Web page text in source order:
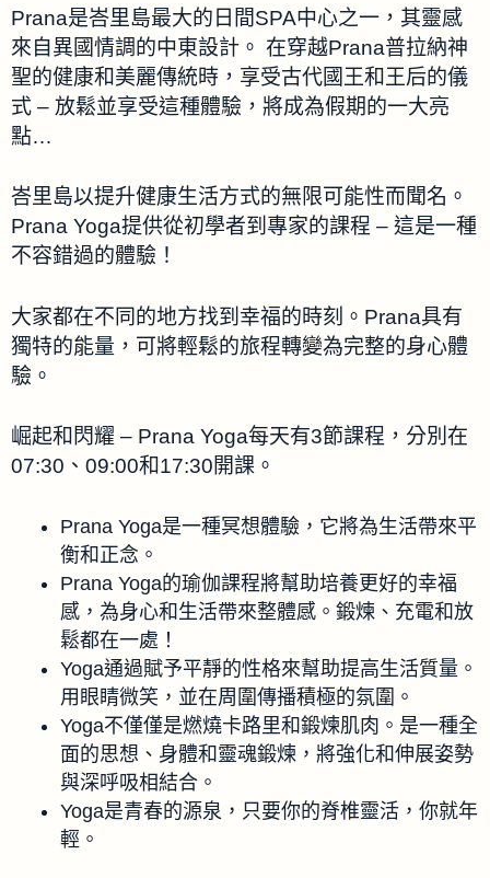
Prana是峇里島最大的日間SPA中心之一，其靈感
來自異國情調的中東設計。 在穿越Prana普拉納神
聖的健康和美麗傳統時，享受古代國王和王后的儀
式 – 放鬆並享受這種體驗，將成為假期的一大亮
點…
峇里島以提升健康生活方式的無限可能性而聞名。
Prana Yoga提供從初學者到專家的課程 – 這是一種
不容錯過的體驗！
大家都在不同的地方找到幸福的時刻。Prana具有
獨特的能量，可將輕鬆的旅程轉變為完整的身心體
驗。
崛起和閃耀 – Prana Yoga每天有3節課程，分別在
07:30、09:00和17:30開課。
Prana Yoga是一種冥想體驗，它將為生活帶來平
衡和正念。
Prana Yoga的瑜伽課程將幫助培養更好的幸福
感，為身心和生活帶來整體感。鍛煉、充電和放
鬆都在一處！
Yoga通過賦予平靜的性格來幫助提高生活質量。
用眼睛微笑，並在周圍傳播積極的氛圍。
Yoga不僅僅是燃燒卡路里和鍛煉肌肉。是一種全
面的思想、身體和靈魂鍛煉，將強化和伸展姿勢
與深呼吸相結合。
Yoga是青春的源泉，只要你的脊椎靈活，你就年
輕。